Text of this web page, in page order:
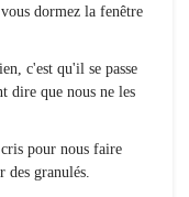
dormez la fenêtre
c'est qu'il se passe
dire que nous ne les
pour nous faire
des granulés.